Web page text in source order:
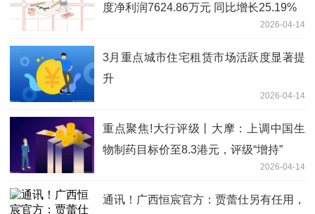
度净利润7624.86万元 同比增长25.19%
2026-04-14
3月重点城市住宅租赁市场活跃度显著提
升
2026-04-14
重点聚焦!大行评级丨大摩：上调中国生
物制药目标价至8.3港元，评级“增持”
2026-04-14
通讯！广西恒宸官方：贾蕾仕另有任用，